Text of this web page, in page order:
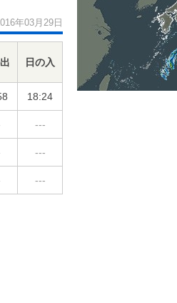
年03月29日
日の入
18:24
---
---
---